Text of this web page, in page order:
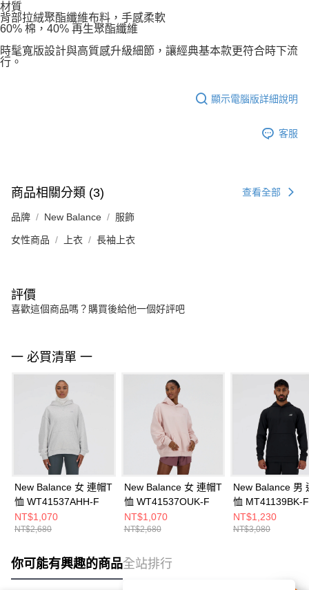
材質
背部拉絨聚酯纖維布料，手感柔軟
60% 棉，40% 再生聚酯纖維
時髦寬版設計與高質感升級細節，讓經典基本款更符合時下流
行。
顯示電腦版詳細說明
客服
商品相關分類 (3) 查看全部
品牌 New Balance 服飾
女性商品 上衣 長袖上衣
評價
喜歡這個商品嗎？購買後給他一個好評吧
一 必買清單 一
New Balance 女 連帽T
恤 WT41537AHH-F
NT$1,070
NT$2,680
New Balance 女 連帽T
恤 WT41537OUK-F
NT$1,070
NT$2,680
New Balance 男
恤 MT41139BK-F
NT$1,230
NT$3,080
你可能有興趣的商品全站排行